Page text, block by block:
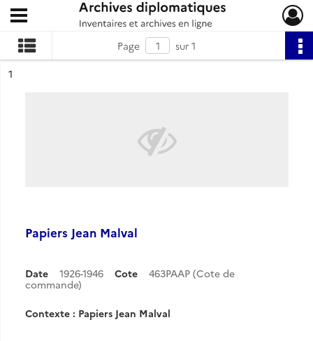
Archives diplomatiques
Ouvrir le menu déroulant
Page
sur 1
n°
1
Papiers Jean Malval
Date 1926-1946 Cote
463PAAP (Cote de
commande)
Contexte : Papiers Jean Malval